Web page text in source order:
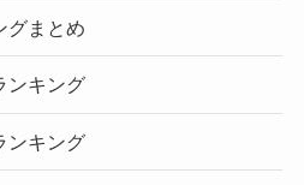
グまとめ
ンキング
ンキング